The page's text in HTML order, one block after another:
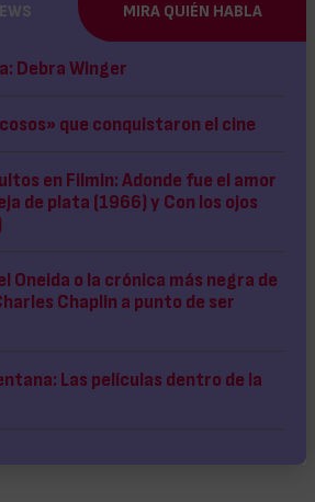
MIRA QUIÉN HABLA
Debra Winger
que conquistaron el cine
en Filmin: Adonde fue el amor
de plata (1966) y Con los ojos
Oneida o la crónica más negra de
Chaplin a punto de ser
Las películas dentro de la